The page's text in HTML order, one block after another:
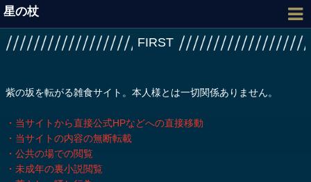
星の杖
FIRST
紫の坂を転がる雑食サイト。本人様とは一切関係ありません。
・当サイトから直接公式HPなどへの直接移動
・当サイトの内容の無断転載
・公共の場での閲覧
・未成年の裏小説閲覧